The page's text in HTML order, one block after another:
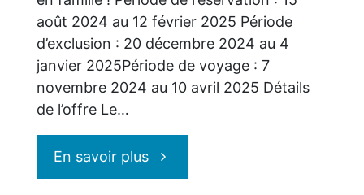
août 2024 au 12 février 2025 Période
d’exclusion : 20 décembre 2024 au 4
janvier 2025Période de voyage : 7
novembre 2024 au 10 avril 2025 Détails
de l’offre Le…
En savoir plus"Universal